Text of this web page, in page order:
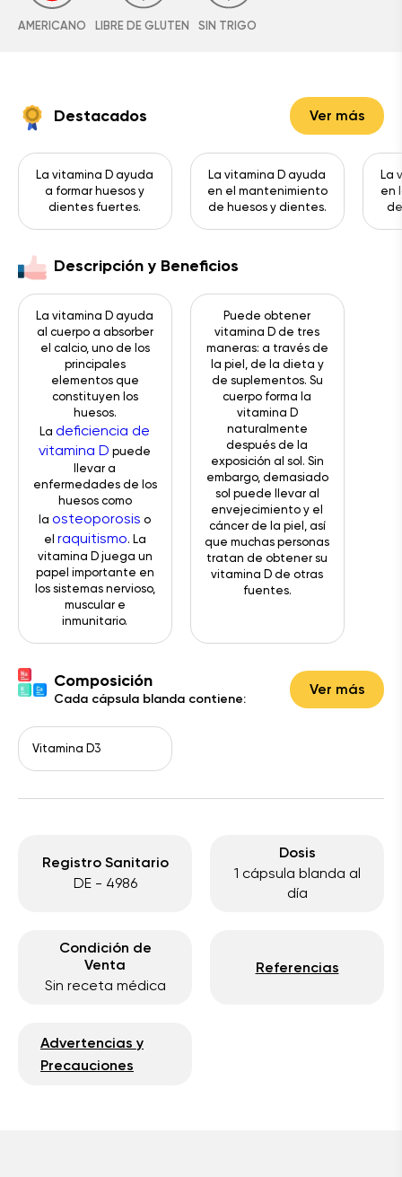
AMERICANO LIBRE DE GLUTEN SIN TRIGO
Destacados Ver más
La vitamina D ayuda
a formar huesos y
dientes fuertes.
La vitamina D ayuda
en el mantenimiento
de huesos y dientes.
La
en
Descripción y Beneficios
La vitamina D ayuda
al cuerpo a absorber
el calcio, uno de los
principales
elementos que
constituyen los
huesos.
La deficiencia de
vitamina D puede
llevar a
enfermedades de los
huesos como
la osteoporosis o
el raquitismo. La
vitamina D juega un
papel importante en
los sistemas nervioso,
muscular e
inmunitario.
Puede obtener
vitamina D de tres
maneras: a través de
la piel, de la dieta y
de suplementos. Su
cuerpo forma la
vitamina D
naturalmente
después de la
exposición al sol. Sin
embargo, demasiado
sol puede llevar al
envejecimiento y el
cáncer de la piel, así
que muchas personas
tratan de obtener su
vitamina D de otras
fuentes.
Composición
Cada cápsula blanda contiene:
Ver más
Vitamina D3
Registro Sanitario
DE - 4986
Dosis
1 cápsula blanda al
día
Condición de
Venta
Sin receta médica
Referencias
Advertencias y
Precauciones